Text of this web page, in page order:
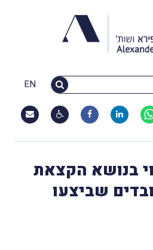
EN
בנושא הקצאת
שביצעו